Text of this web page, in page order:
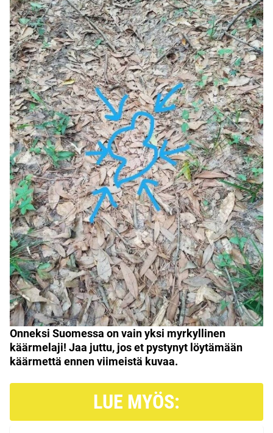
Onneksi Suomessa on vain yksi myrkyllinen
käärmelaji! Jaa juttu, jos et pystynyt löytämään
käärmettä ennen viimeistä kuvaa.
LUE MYÖS: